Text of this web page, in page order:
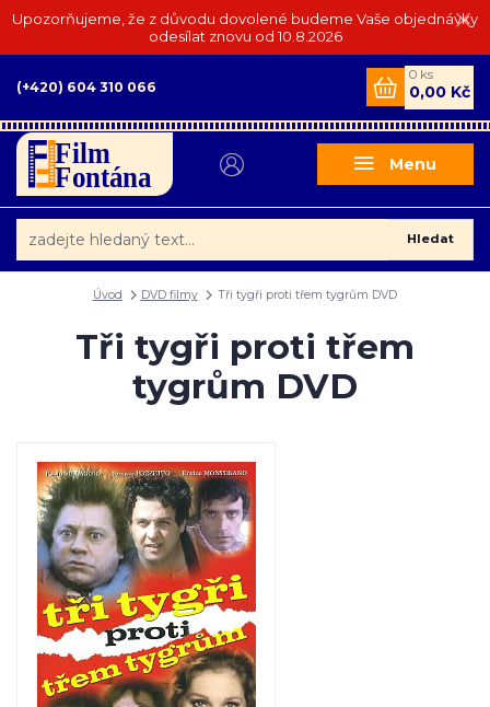
Upozorňujeme, že z důvodu dovolené budeme Vaše objednávky
odesílat znovu od 10.8.2026
Menu
Hledat
(+420) 604 310 066
0 ks
0,00 Kč
Úvod DVD filmy Tři tygři proti třem tygrům DVD
Tři tygři proti třem
tygrům DVD